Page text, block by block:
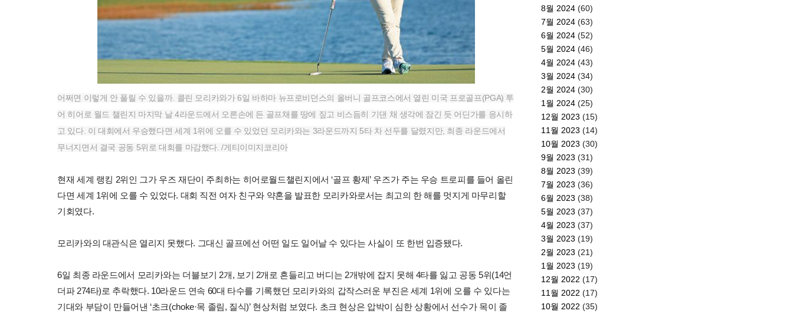
어쩌면 이렇게 안 풀릴 수 있을까. 콜린 모리카와가 6일 바하마 뉴프로비던스의 올버니 골프코스에서 열린 미국 프로골프(PGA) 투
어 히어로 월드 챌린지 마지막 날 4라운드에서 오른손에 든 골프채를 땅에 짚고 비스듬히 기댄 채 생각에 잠긴 듯 어딘가를 응시하
고 있다. 이 대회에서 우승했다면 세계 1위에 오를 수 있었던 모리카와는 3라운드까지 5타 차 선두를 달렸지만, 최종 라운드에서
무너지면서 결국 공동 5위로 대회를 마감했다. /게티이미지코리아
현재 세계 랭킹 2위인 그가 우즈 재단이 주최하는 히어로월드챌린지에서 ‘골프 황제’ 우즈가 주는 우승 트로피를 들어 올린
다면 세계 1위에 오를 수 있었다. 대회 직전 여자 친구와 약혼을 발표한 모리카와로서는 최고의 한 해를 멋지게 마무리할
기회였다.
모리카와의 대관식은 열리지 못했다. 그대신 골프에선 어떤 일도 일어날 수 있다는 사실이 또 한번 입증됐다.
6일 최종 라운드에서 모리카와는 더블보기 2개, 보기 2개로 흔들리고 버디는 2개밖에 잡지 못해 4타를 잃고 공동 5위(14언
더파 274타)로 추락했다. 10라운드 연속 60대 타수를 기록했던 모리카와의 갑작스러운 부진은 세계 1위에 오를 수 있다는
기대와 부담이 만들어낸 ‘초크(choke·목 졸림, 질식)’ 현상처럼 보였다. 초크 현상은 압박이 심한 상황에서 선수가 목이 졸
8월 2024 (60)
7월 2024 (63)
6월 2024 (52)
5월 2024 (46)
4월 2024 (43)
3월 2024 (34)
2월 2024 (30)
1월 2024 (25)
12월 2023 (15)
11월 2023 (14)
10월 2023 (30)
9월 2023 (31)
8월 2023 (39)
7월 2023 (36)
6월 2023 (38)
5월 2023 (37)
4월 2023 (37)
3월 2023 (19)
2월 2023 (21)
1월 2023 (19)
12월 2022 (17)
11월 2022 (17)
10월 2022 (35)